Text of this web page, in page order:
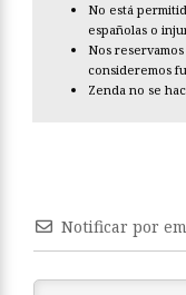
No está
españolas o
Nos
consideremos
Zenda no se
Notificar por